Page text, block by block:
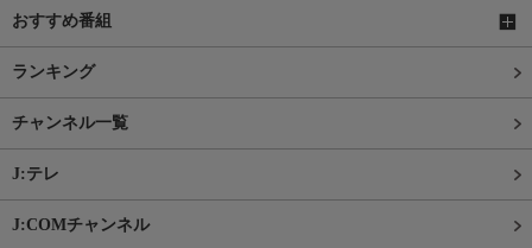
おすすめ番組
ランキング
チャンネル一覧
J:テレ
J:COMチャンネル